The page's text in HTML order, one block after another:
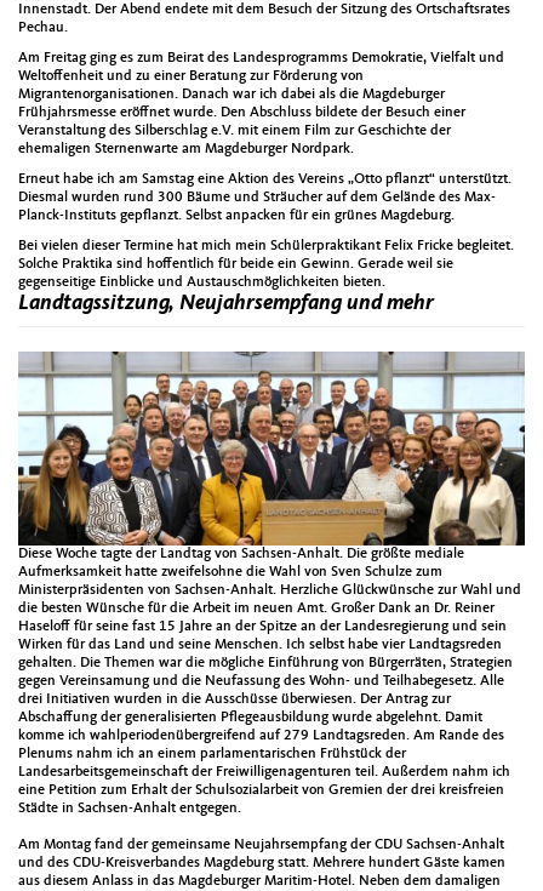
Innenstadt. Der Abend endete mit dem Besuch der Sitzung des Ortschaftsrates
Pechau.
Am Freitag ging es zum Beirat des Landesprogramms Demokratie, Vielfalt und
Weltoffenheit und zu einer Beratung zur Förderung von
Migrantenorganisationen. Danach war ich dabei als die Magdeburger
Frühjahrsmesse eröffnet wurde. Den Abschluss bildete der Besuch einer
Veranstaltung des Silberschlag e.V. mit einem Film zur Geschichte der
ehemaligen Sternenwarte am Magdeburger Nordpark.
Erneut habe ich am Samstag eine Aktion des Vereins „Otto pflanzt“ unterstützt.
Diesmal wurden rund 300 Bäume und Sträucher auf dem Gelände des Max-
Planck-Instituts gepflanzt. Selbst anpacken für ein grünes Magdeburg.
Bei vielen dieser Termine hat mich mein Schülerpraktikant Felix Fricke begleitet.
Solche Praktika sind hoffentlich für beide ein Gewinn. Gerade weil sie
gegenseitige Einblicke und Austauschmöglichkeiten bieten.
Landtagssitzung, Neujahrsempfang und mehr
Diese Woche tagte der Landtag von Sachsen-Anhalt. Die größte mediale
Aufmerksamkeit hatte zweifelsohne die Wahl von Sven Schulze zum
Ministerpräsidenten von Sachsen-Anhalt. Herzliche Glückwünsche zur Wahl und
die besten Wünsche für die Arbeit im neuen Amt. Großer Dank an Dr. Reiner
Haseloff für seine fast 15 Jahre an der Spitze an der Landesregierung und sein
Wirken für das Land und seine Menschen. Ich selbst habe vier Landtagsreden
gehalten. Die Themen war die mögliche Einführung von Bürgerräten, Strategien
gegen Vereinsamung und die Neufassung des Wohn- und Teilhabegesetz. Alle
drei Initiativen wurden in die Ausschüsse überwiesen. Der Antrag zur
Abschaffung der generalisierten Pflegeausbildung wurde abgelehnt. Damit
komme ich wahlperiodenübergreifend auf 279 Landtagsreden. Am Rande des
Plenums nahm ich an einem parlamentarischen Frühstück der
Landesarbeitsgemeinschaft der Freiwilligenagenturen teil. Außerdem nahm ich
eine Petition zum Erhalt der Schulsozialarbeit von Gremien der drei kreisfreien
Städte in Sachsen-Anhalt entgegen.
Am Montag fand der gemeinsame Neujahrsempfang der CDU Sachsen-Anhalt
und des CDU-Kreisverbandes Magdeburg statt. Mehrere hundert Gäste kamen
aus diesem Anlass in das Magdeburger Maritim-Hotel. Neben dem damaligen